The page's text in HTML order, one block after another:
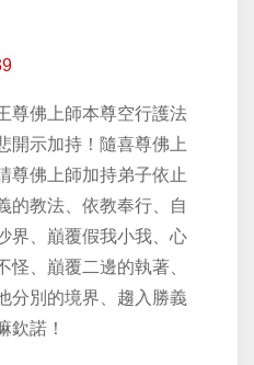
尊佛上師本尊空行護法
開示加持！隨喜尊佛上
尊佛上師加持弟子依止
的教法、依教奉行、自
界、巔覆假我小我、心
怪、巔覆二邊的執著、
分別的境界、趨入勝義
欽諾！